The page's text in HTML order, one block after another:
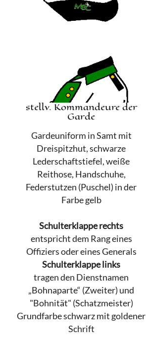
stellv. Kommandeure der
Garde
Gardeuniform in Samt mit
Dreispitzhut, schwarze
Lederschaftstiefel, weiße
Reithose, Handschuhe,
Federstutzen (Puschel) in der
Farbe gelb
Schulterklappe rechts
entspricht dem Rang eines
Offiziers oder eines Generals
Schulterklappe links
tragen den Dienstnamen
„Bohnaparte“ (Zweiter) und
"Bohnität" (Schatzmeister)
Grundfarbe schwarz mit goldener
Schrift